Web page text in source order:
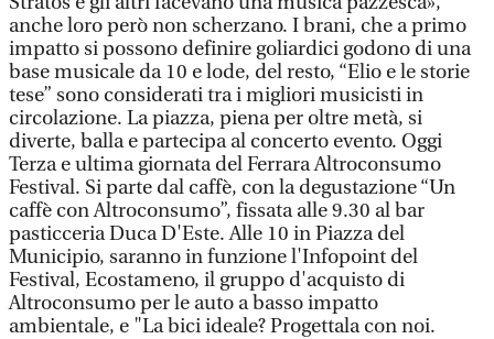
anche loro però non scherzano. I brani, che a primo
impatto si possono definire goliardici godono di una
base musicale da 10 e lode, del resto, “Elio e le storie
tese” sono considerati tra i migliori musicisti in
circolazione. La piazza, piena per oltre metà, si
diverte, balla e partecipa al concerto evento. Oggi
Terza e ultima giornata del Ferrara Altroconsumo
Festival. Si parte dal caffè, con la degustazione “Un
caffè con Altroconsumo”, fissata alle 9.30 al bar
pasticceria Duca D'Este. Alle 10 in Piazza del
Municipio, saranno in funzione l'Infopoint del
Festival, Ecostameno, il gruppo d'acquisto di
Altroconsumo per le auto a basso impatto
ambientale, e "La bici ideale? Progettala con noi.